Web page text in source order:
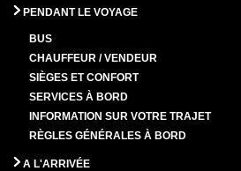
PENDANT LE VOYAGE
BUS
CHAUFFEUR / VENDEUR
SIÈGES ET CONFORT
SERVICES À BORD
INFORMATION SUR VOTRE TRAJET
RÈGLES GÉNÉRALES À BORD
A L'ARRIVÉE